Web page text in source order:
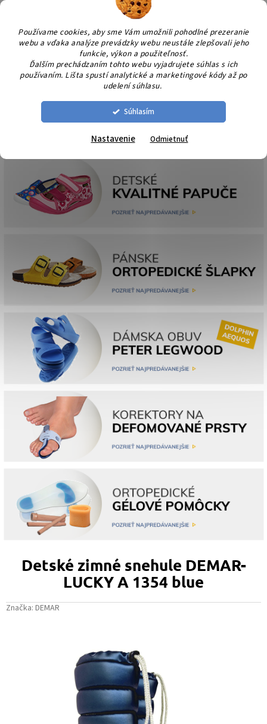
Používame cookies, aby sme Vám umožnili pohodlné prezeranie
webu a vďaka analýze prevádzky webu neustále zlepšovali jeho
funkcie, výkon a použiteľnosť.
Ďalším prechádzaním tohto webu vyjadrujete súhlas s ich
používaním. Lišta spustí analytické a marketingové kódy až po
udelení súhlasu.
Súhlasím
Nastavenie Odmietnuť
Prejsť
obsah
Detské zimné snehule DEMAR-
LUCKY A 1354 blue
Značka: DEMAR